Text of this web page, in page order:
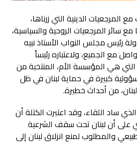
المرجعيات الدينية التي زرناها،
سائر المرجعيات الروحية والسياسية،
رئيس مجلس النواب الأستاذ نبيه
مع الجميع، ولاعتباره رئيساً
التي هي المؤسسة الأم، المنتخبة من
مسؤولية كبيرة في حماية لبنان في ظل
من أحداث خطيرة.
ساد اللقاء، وقد اعتبرت الكتلة أن
على أن لبنان تحت سقف الشرعية
والمطلوب لمنع انزلاق لبنان إلى